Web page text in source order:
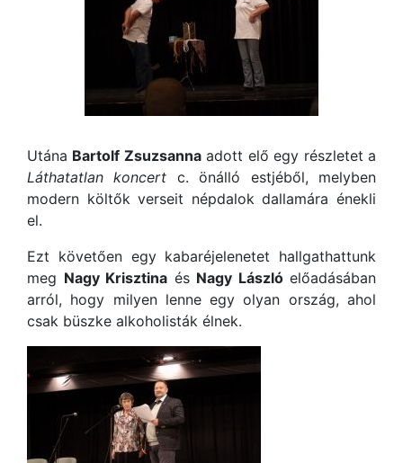
Utána Bartolf Zsuzsannaadott elő egy részletet a
Láthatatlan koncert c. önálló estjéből, melyben
modern költők verseit népdalok dallamára énekli
el.
Ezt követően egy kabaréjelenetet hallgathattunk
meg Nagy Krisztina és Nagy Lászlóelőadásában
arról, hogy milyen lenne egy olyan ország, ahol
csak büszke alkoholisták élnek.